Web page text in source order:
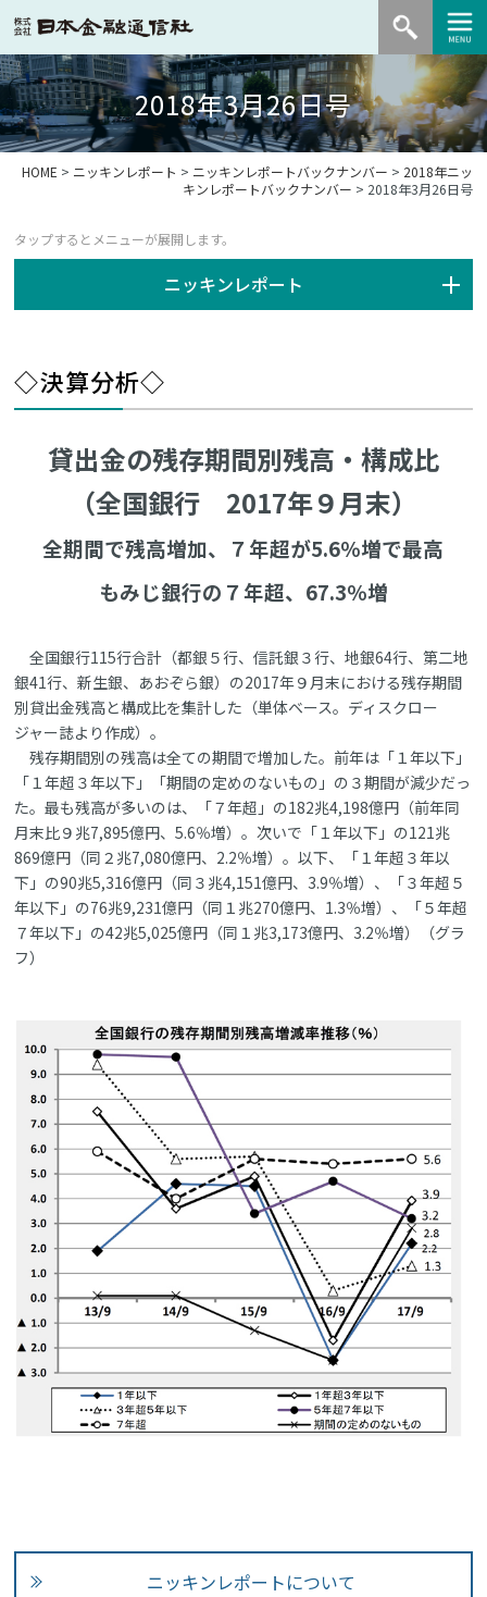
2018年3月26日号
HOME > ニッキンレポート > ニッキンレポートバックナンバー > 2018年ニッ
キンレポートバックナンバー > 2018年3月26日号
ニッキンレポート
◇決算分析◇
貸出金の残存期間別残高・構成比
（全国銀行 2017年９月末）
全期間で残高増加、７年超が5.6％増で最高
もみじ銀行の７年超、67.3％増
全国銀行115行合計（都銀５行、信託銀３行、地銀64行、第二地
銀41行、新生銀、あおぞら銀）の2017年９月末における残存期間
別貸出金残高と構成比を集計した（単体ベース。ディスクロー
ジャー誌より作成）。
残存期間別の残高は全ての期間で増加した。前年は「１年以下」
「１年超３年以下」「期間の定めのないもの」の３期間が減少だっ
た。最も残高が多いのは、「７年超」の182兆4,198億円（前年同
月末比９兆7,895億円、5.6％増）。次いで「１年以下」の121兆
869億円（同２兆7,080億円、2.2％増）。以下、「１年超３年以
下」の90兆5,316億円（同３兆4,151億円、3.9％増）、「３年超５
年以下」の76兆9,231億円（同１兆270億円、1.3％増）、「５年超
７年以下」の42兆5,025億円（同１兆3,173億円、3.2％増）（グラ
フ）
ニッキンレポートについて